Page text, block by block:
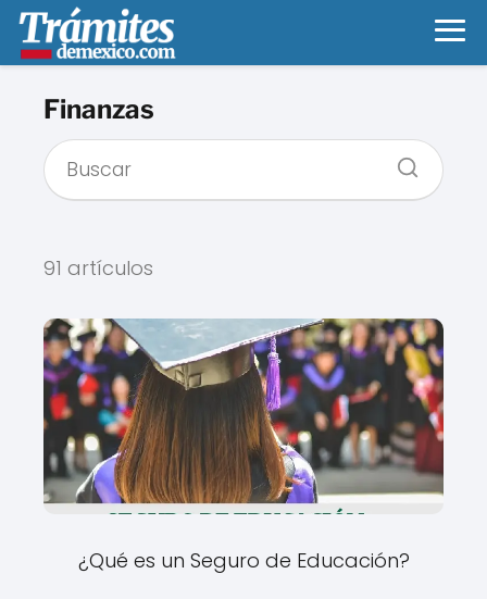
Finanzas
91 artículos
¿Qué es un Seguro de Educación?